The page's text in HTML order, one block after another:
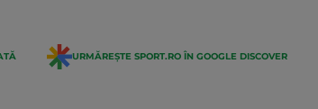
URMĂREȘTE SPORT.RO ÎN GOOGLE DISCOVER